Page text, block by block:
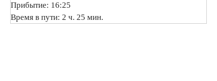
Прибытие: 16:25
Время в пути: 2 ч. 25 мин.